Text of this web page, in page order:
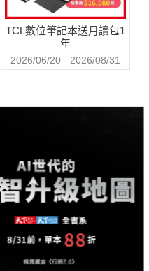
題，
終須以理解與原諒來修補
創傷的陰霾，重新獲得愛與
書，你可能正面臨：
動機是什麼？
TCL數位筆記本送月讀包1
年
2026/06/20 - 2026/08/31